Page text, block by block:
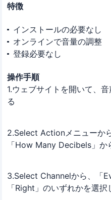
特徴
インストールの必要なし
オンラインで音量の調整
登録必要なし
操作手順
1.ウェブサイトを開いて、
る
2.Select Actionメニューか
「How Many Decibels」か
3.Select Channelから、「
「Right」のいずれかを選